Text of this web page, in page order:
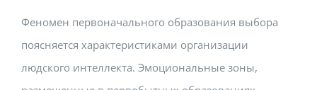
Феномен первоначального образования выбора
поясняется характеристиками организации
людского интеллекта. Эмоциональные зоны,